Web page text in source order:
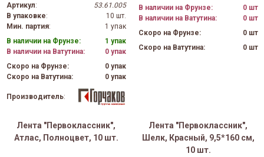
Артикул:
53.61.005
В упаковке:
10 шт.
Мин. партия:
1 упак
В наличии на Фрунзе:
1 упак
В наличии на Ватутина:
0 упак
Скоро на Фрунзе:
0 упак
Скоро на Ватутина:
0 упак
Производитель:
В наличии на Фрунзе:
0 шт
В наличии на Ватутина:
0 шт
Скоро на Фрунзе:
0 шт
Скоро на Ватутина:
0 шт
Лента "Первоклассник",
Атлас, Полноцвет, 10 шт.
Лента "Первоклассник",
Шелк, Красный, 9,5*160 см,
10 шт.